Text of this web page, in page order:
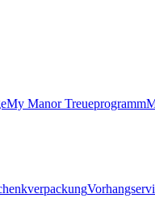
My Manor Treueprogramm